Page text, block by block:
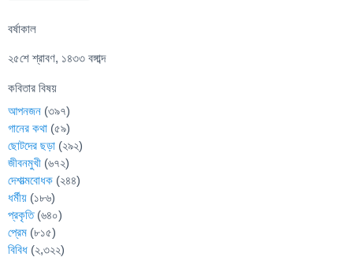
বর্ষাকাল
২৫শে শ্রাবণ, ১৪৩৩ বঙ্গাব্দ
কবিতার বিষয়
আপনজন (৩৯৭)
গানের কথা (৫৯)
ছোটদের ছড়া (২৯২)
জীবনমুখী (৬৭২)
দেশাত্মবোধক (২৪৪)
ধর্মীয় (১৮৬)
প্রকৃতি(৬৪০)
প্রেম (৮১৫)
বিবিধ (২,৩২২)